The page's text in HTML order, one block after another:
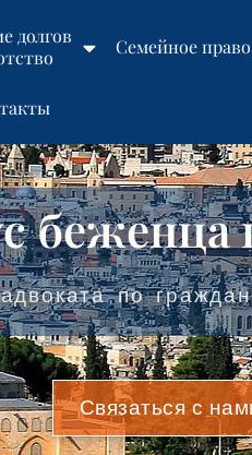
долгов
Семейное право
беженца
по
Связаться с